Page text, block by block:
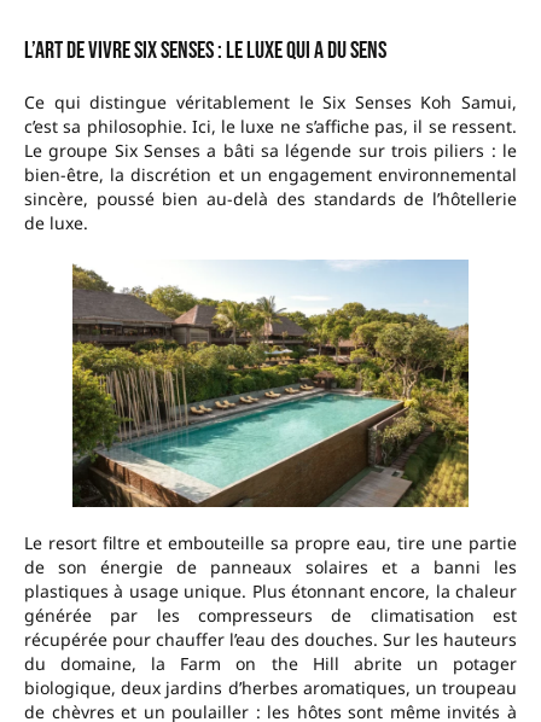
L’art de vivre Six Senses : le luxe qui a du sens
Ce qui distingue véritablement le Six Senses Koh Samui,
c’est sa philosophie. Ici, le luxe ne s’affiche pas, il se ressent.
Le groupe Six Senses a bâti sa légende sur trois piliers : le
bien-être, la discrétion et un engagement environnemental
sincère, poussé bien au-delà des standards de l’hôtellerie
de luxe.
Le resort filtre et embouteille sa propre eau, tire une partie
de son énergie de panneaux solaires et a banni les
plastiques à usage unique. Plus étonnant encore, la chaleur
générée par les compresseurs de climatisation est
récupérée pour chauffer l’eau des douches. Sur les hauteurs
du domaine, la Farm on the Hill abrite un potager
biologique, deux jardins d’herbes aromatiques, un troupeau
de chèvres et un poulailler : les hôtes sont même invités à